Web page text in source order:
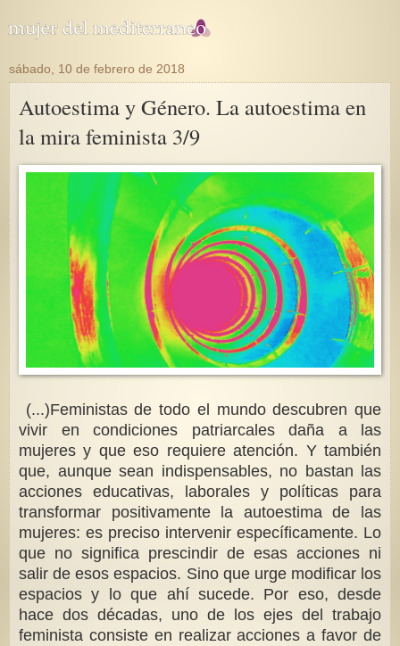
sábado, 10 de febrero de 2018
Autoestima y Género. La autoestima en
la mira feminista 3/9
(...)Feministas de todo el mundo descubren que
vivir en condiciones patriarcales daña a las
mujeres y que eso requiere atención. Y también
que, aunque sean indispensables, no bastan las
acciones educativas, laborales y políticas para
transformar positivamente la autoestima de las
mujeres: es preciso intervenir específicamente. Lo
que no significa prescindir de esas acciones ni
salir de esos espacios. Sino que urge modificar los
espacios y lo que ahí sucede. Por eso, desde
hace dos décadas, uno de los ejes del trabajo
feminista consiste en realizar acciones a favor de